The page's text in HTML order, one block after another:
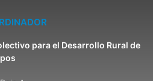
para el Desarrollo Rural de